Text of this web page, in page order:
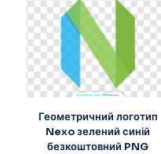
Геометричний логотип
Nexo зелений синій
безкоштовний PNG